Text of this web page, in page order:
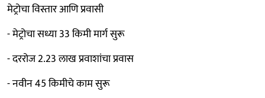
मेट्रोचा विस्तार आणि प्रवासी
- मेट्रोचा सध्या 33 किमी मार्ग सुरू
- दररोज 2.23 लाख प्रवाशांचा प्रवास
- नवीन 45 किमीचे काम सुरू